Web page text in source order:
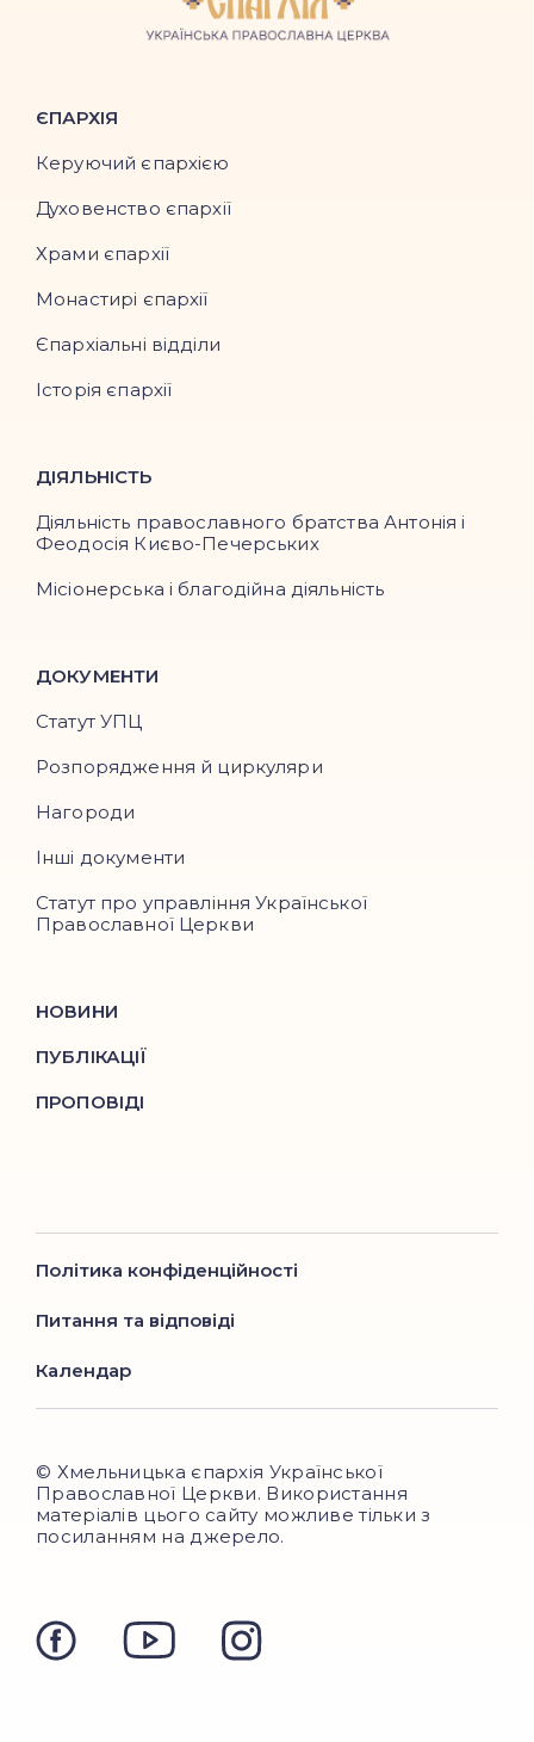
ЄПАРХІЯ
Керуючий єпархією
Духовенство єпархії
Храми єпархії
Монастирі єпархії
Єпархіальні відділи
Історія єпархії
ДІЯЛЬНІСТЬ
Діяльність православного братства Антонія і
Феодосія Києво-Печерських
Місіонерська і благодійна діяльність
ДОКУМЕНТИ
Статут УПЦ
Розпорядження й циркуляри
Нагороди
Інші документи
Статут про управління Української
Православної Церкви
НОВИНИ
ПУБЛІКАЦІЇ
ПРОПОВІДІ
Політика конфіденційності
Питання та відповіді
Календар
© Хмельницька єпархія Української
Православної Церкви. Використання
матеріалів цього сайту можливе тільки з
посиланням на джерело.